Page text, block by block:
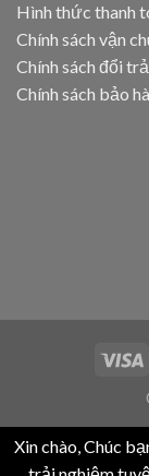
Hình thức thanh
Chính sách vận
Chính sách đổi
Chính sách bảo
Xin chào, Chúc